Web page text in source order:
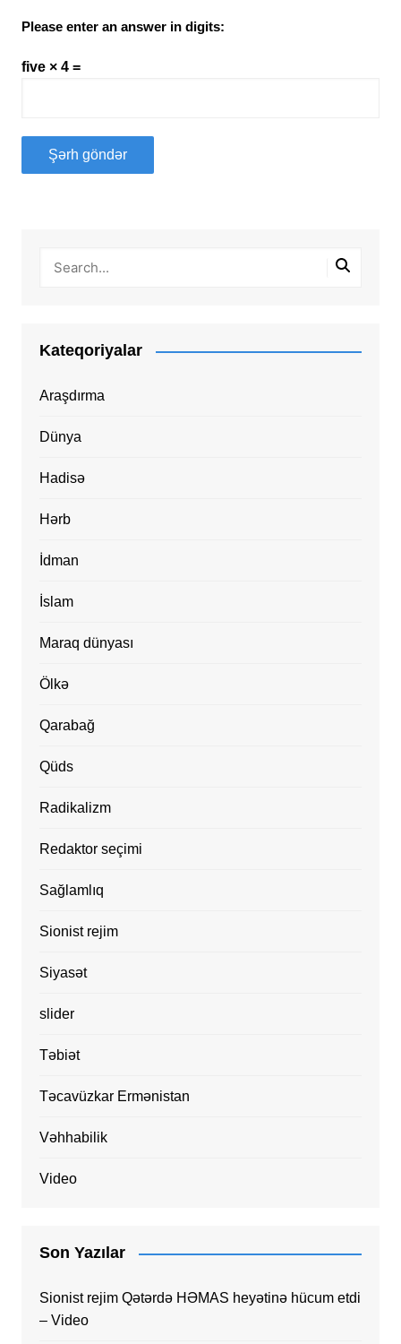
Please enter an answer in digits:
five × 4 =
Kateqoriyalar
Araşdırma
Dünya
Hadisə
Hərb
İdman
İslam
Maraq dünyası
Ölkə
Qarabağ
Qüds
Radikalizm
Redaktor seçimi
Sağlamlıq
Sionist rejim
Siyasət
slider
Təbiət
Təcavüzkar Ermənistan
Vəhhabilik
Video
Son Yazılar
Sionist rejim Qətərdə HƏMAS heyətinə hücum etdi
– Video